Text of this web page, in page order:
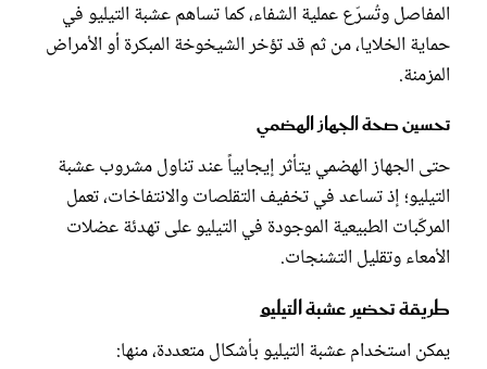
المفاصل وتُسرّع عملية الشفاء، كما تساهم عشبة التيليو في
حماية الخلايا، من ثم قد تؤخر الشيخوخة المبكرة أو الأمراض
المزمنة.
تحسين صحة الجهاز الهضمي
حتى الجهاز الهضمي يتأثر إيجابياً عند تناول مشروب عشبة
التيليو؛ إذ تساعد في تخفيف التقلصات والانتفاخات، تعمل
المركّبات الطبيعية الموجودة في التيليو على تهدئة عضلات
الأمعاء وتقليل التشنجات.
طريقة تحضير عشبة التيليو
يمكن استخدام عشبة التيليو بأشكال متعددة، منها: